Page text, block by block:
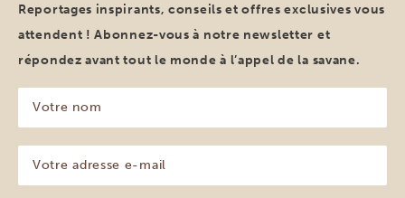
Reportages inspirants, conseils et offres exclusives vous
attendent ! Abonnez-vous à notre newsletter et
répondez avant tout le monde à l’appel de la savane.
nom
(Nécessaire)
adresse
e-